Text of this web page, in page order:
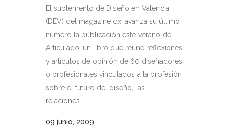
El suplemento de Diseño en Valencia
(DEV) del magazine dxi avanza su último
número la publicación este verano de
Articulado, un libro que reúne reflexiones
y artículos de opinión de 60 diseñadores
o profesionales vinculados a la profesión
sobre el futuro del diseño, las
relaciones...
09 junio, 2009